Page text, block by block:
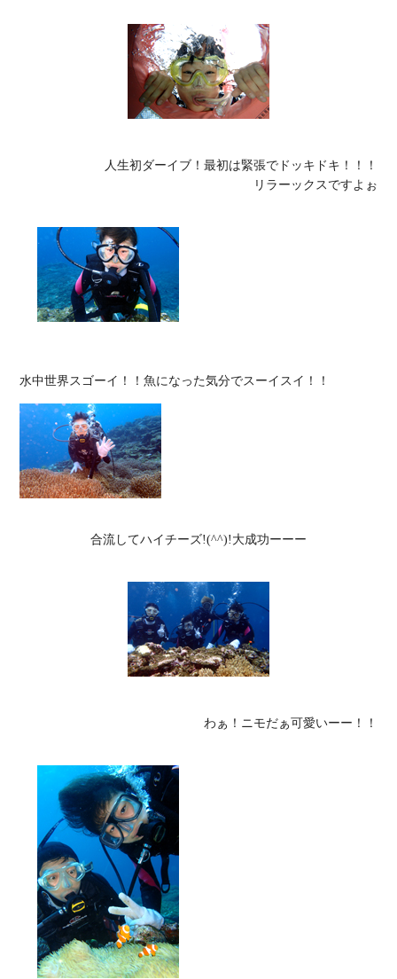
人生初ダーイブ！最初は緊張でドッキドキ！！！
リラーックスですよぉ
合流してハイチーズ!(^^)!大成功ーーー
わぁ！ニモだぁ可愛いーー！！